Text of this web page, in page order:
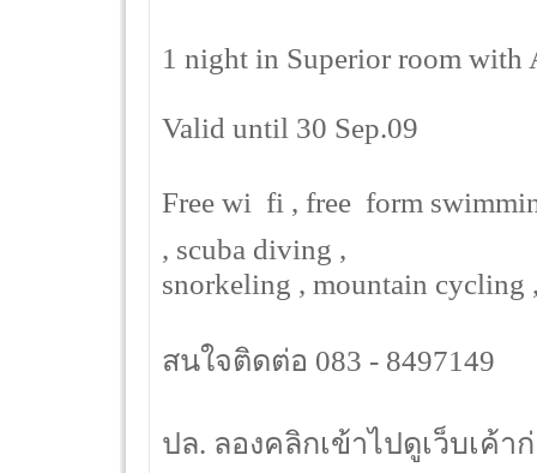
1 night in Superior room with
Valid until 30 Sep.09
Free wi  fi , free  form
, scuba diving ,
snorkeling , mountain cycling
สนใจติดต่อ 083 - 8497149
ปล. ลองคลิกเข้าไปดูเว็บเค้